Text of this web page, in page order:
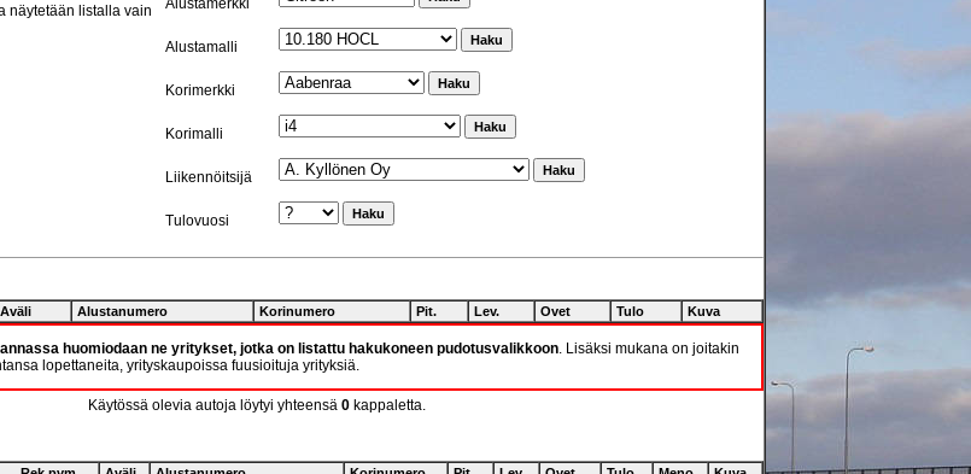
näytetään listalla vain
Alustamerkki
Alustamalli
Korimerkki
Korimalli
Liikennöitsijä
Tulovuosi
Aväli Alustanumero Korinumero Pit. Lev. Ovet Tulo Kuva
huomiodaan ne yritykset, jotka on listattu hakukoneen pudotusvalikkoon. Lisäksi mukana on joitakin
lopettaneita, yrityskaupoissa fuusioituja yrityksiä.
Käytössä olevia autoja löytyi yhteensä 0 kappaletta.